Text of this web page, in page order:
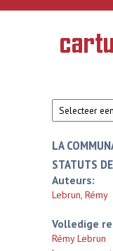
Overslaan en naar de
Geschiedenis
van de
LA
STATUTS
Auteurs:
Lebrun, Rémy
Volledige
Rémy Lebrun